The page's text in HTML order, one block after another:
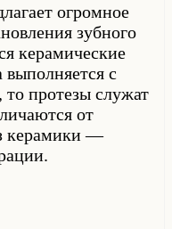
огромное
зубного
керамические
с
протезы служат
от
керамики —